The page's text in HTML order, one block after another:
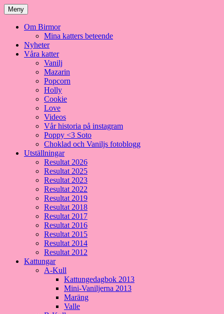
Meny
Om Birmor
Mina katters beteende
Nyheter
Våra katter
Vanilj
Mazarin
Popcorn
Holly
Cookie
Love
Videos
Vår historia på instagram
Poppy <3 Soto
Choklad och Vaniljs fotoblogg
Utställningar
Resultat 2026
Resultat 2025
Resultat 2023
Resultat 2022
Resultat 2019
Resultat 2018
Resultat 2017
Resultat 2016
Resultat 2015
Resultat 2014
Resultat 2012
Kattungar
A-Kull
Kattungedagbok 2013
Mini-Vaniljerna 2013
Maräng
Valle